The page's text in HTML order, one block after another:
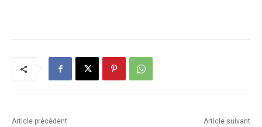
Article précédent Article suivant